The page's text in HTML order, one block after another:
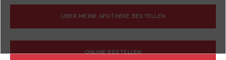
ÜBER MEINE APOTHEKE BESTELLEN
ONLINE BESTELLEN